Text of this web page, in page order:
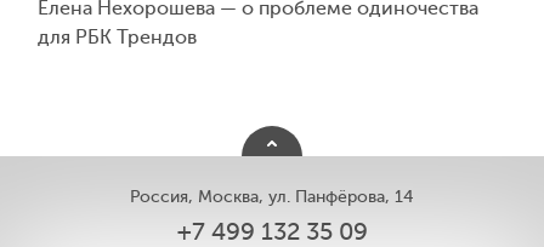
Елена Нехорошева — о проблеме одиночества
для РБК Трендов
Россия, Москва, ул. Панфёрова, 14
+7 499 132 35 09